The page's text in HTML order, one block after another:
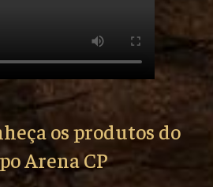
os produtos do
Arena CP